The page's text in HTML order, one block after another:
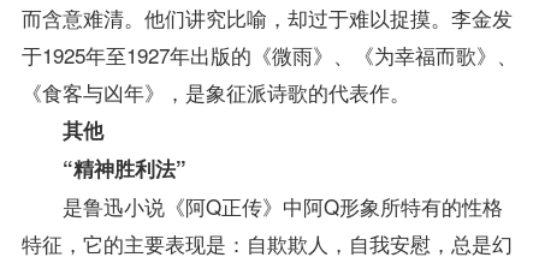
而含意难清。他们讲究比喻，却过于难以捉摸。李金发
于1925年至1927年出版的《微雨》、《为幸福而歌》、
《食客与凶年》，是象征派诗歌的代表作。
其他
“精神胜利法”
是鲁迅小说《阿Q正传》中阿Q形象所特有的性格
特征，它的主要表现是：自欺欺人，自我安慰，总是幻